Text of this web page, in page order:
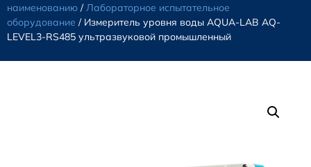
наименованию /Лабораторное испытательное
оборудование / Измеритель уровня воды AQUA-LAB AQ-
LEVEL3-RS485 ультразвуковой промышленный